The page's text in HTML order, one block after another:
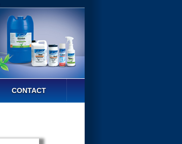
CONTACT